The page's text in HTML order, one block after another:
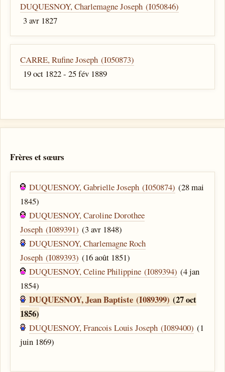
DUQUESNOY, Charlemagne Joseph (I050846)
3 avr 1827
CARRE, Rufine Joseph (I050873)
19 oct 1822 - 25 fév 1889
Frères et sœurs
DUQUESNOY, Gabrielle Joseph (I050874) (28 mai
1845)
DUQUESNOY, Caroline Dorothee
Joseph (I089391) (3 avr 1848)
DUQUESNOY, Charlemagne Roch
Joseph (I089393) (16 août 1851)
DUQUESNOY, Celine Philippine (I089394) (4 jan
1854)
DUQUESNOY, Jean Baptiste (I089399) (27 oct
1856)
DUQUESNOY, Francois Louis Joseph (I089400) (1
juin 1869)